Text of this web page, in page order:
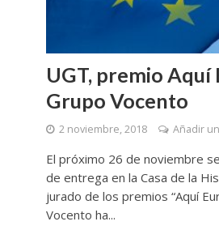
UGT, premio Aquí
Grupo Vocento
2 noviembre, 2018 Añadir
El próximo 26 de noviembre
de entrega en la Casa de la
jurado de los premios “Aquí
Vocento ha...